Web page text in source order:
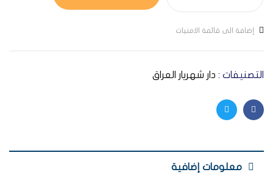
إضافة الى قائمة الامنيات
التصنيفات : دار شهريار العراق
Facebook
Twitter
معلومات إضافية